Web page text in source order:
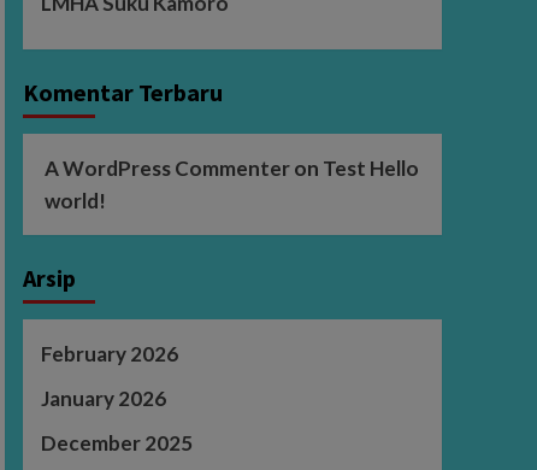
Komentar Terbaru
A WordPress Commenteron Test Hello
world!
Arsip
February 2026
January 2026
December 2025